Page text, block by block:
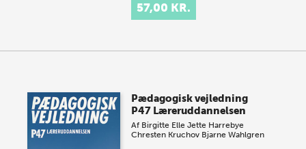
57,00 KR.
Pædagogisk vejledning
P47 Læreruddannelsen
Af Birgitte Elle Jette Harrebye
Chresten Kruchov Bjarne Wahlgren